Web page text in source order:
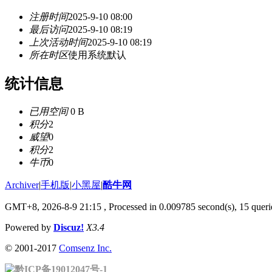
注册时间2025-9-10 08:00
最后访问2025-9-10 08:19
上次活动时间2025-9-10 08:19
所在时区使用系统默认
统计信息
已用空间0 B
积分2
威望0
积分2
牛币0
Archiver|手机版|小黑屋|酷牛网
GMT+8, 2026-8-9 21:15 , Processed in 0.009785 second(s), 15
Powered by Discuz! X3.4
© 2001-2017 Comsenz Inc.
黔ICP备19012047号-1